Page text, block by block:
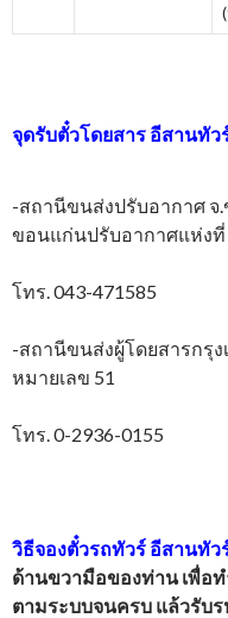
จุดรับตั๋วโดยสาร อีสานทัว
-สถานีขนส่งปรับอากาศ
ขอนแก่นปรับอากาศแห่งที่
โทร. 043-471585
-สถานีขนส่งผู้โดยสารกรุ
หมายเลข 51
โทร. 0-2936-0155
วิธีจองตั๋วรถทัวร์ อีสานทัว
ด้านขวามือของท่าน เพื่อ
ตามระบบจนครบ แล้วรับ